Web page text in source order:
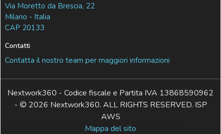
Via Moretto da Brescia, 22
Milano - Italia
CAP 20133
Contatti
Contatta il nostro team per maggiori informazioni
Nextwork360 - Codice fiscale e Partita IVA 13868590962
- © 2026 Nextwork360. ALL RIGHTS RESERVED. ISP
AWS
Mappa del sito